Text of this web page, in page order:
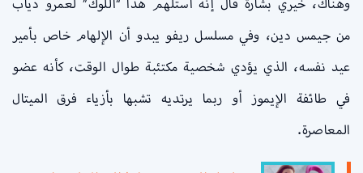
وهناك، خيري بشارة قال إنه استلهم هذا “اللوك” لعمرو دياب
من جيمس دين، وفي مسلسل ريفو يبدو أن الإلهام خاص بأمير
عيد نفسه، الذي يؤدي شخصية مكتئبة طوال الوقت، كأنه عضو
في طائفة الإيموز أو ربما يرتديه تشبها بأزياء فرق الميتال
المعاصرة.